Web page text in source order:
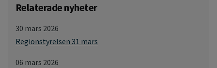
Relaterade nyheter
30 mars 2026
Regionstyrelsen 31 mars
06 mars 2026